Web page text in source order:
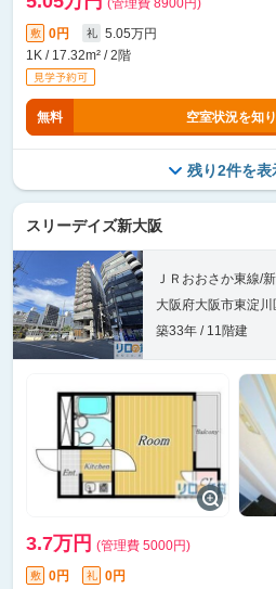
(管理費 8900円)
敷 0円 礼
5.05万円
1K / 17.32m² / 2階
無料 空室状況を知
残り2件を表
スリーデイズ新大阪
ＪＲおおさか東線/
大阪府大阪市東淀川
築33年 / 11階建
3.7万円 (管理費 5000円)
敷 0円 礼
0円